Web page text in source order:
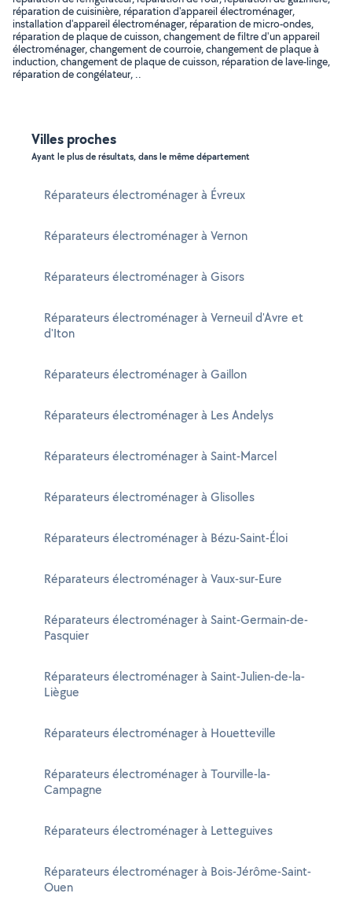
réparation de cuisinière, réparation d'appareil électroménager,
installation d'appareil électroménager, réparation de micro-ondes,
réparation de plaque de cuisson, changement de filtre d'un appareil
électroménager, changement de courroie, changement de plaque à
induction, changement de plaque de cuisson, réparation de lave-linge,
réparation de congélateur, ..
Villes proches
Ayant le plus de résultats, dans le même département
Réparateurs électroménager à Évreux
Réparateurs électroménager à Vernon
Réparateurs électroménager à Gisors
Réparateurs électroménager à Verneuil d'Avre et
d'Iton
Réparateurs électroménager à Gaillon
Réparateurs électroménager à Les Andelys
Réparateurs électroménager à Saint-Marcel
Réparateurs électroménager à Glisolles
Réparateurs électroménager à Bézu-Saint-Éloi
Réparateurs électroménager à Vaux-sur-Eure
Réparateurs électroménager à Saint-Germain-de-
Pasquier
Réparateurs électroménager à Saint-Julien-de-la-
Liègue
Réparateurs électroménager à Houetteville
Réparateurs électroménager à Tourville-la-
Campagne
Réparateurs électroménager à Letteguives
Réparateurs électroménager à Bois-Jérôme-Saint-
Ouen